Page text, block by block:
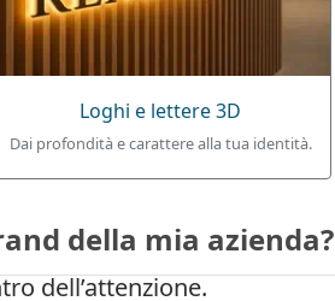
Loghi e lettere 3D
Dai profondità e carattere alla tua identità.
della mia azienda?
dell’attenzione.